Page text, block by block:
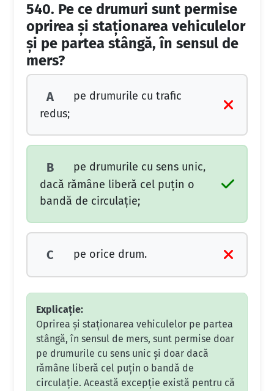
540. Pe ce drumuri sunt permise
oprirea şi staţionarea vehiculelor
şi pe partea stângă, în sensul de
mers?
A
pe drumurile cu trafic
redus;
B
pe drumurile cu sens unic,
dacă rămâne liberă cel puţin o
bandă de circulaţie;
C pe orice drum.
Explicație:
Oprirea și staționarea vehiculelor pe partea
stângă, în sensul de mers, sunt permise doar
pe drumurile cu sens unic și doar dacă
rămâne liberă cel puțin o bandă de
circulație. Această excepție există pentru că